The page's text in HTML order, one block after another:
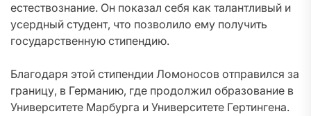
естествознание. Он показал себя как талантливый и
усердный студент, что позволило ему получить
государственную стипендию.
Благодаря этой стипендии Ломоносов отправился за
границу, в Германию, где продолжил образование в
Университете Марбурга и Университете Гертингена.